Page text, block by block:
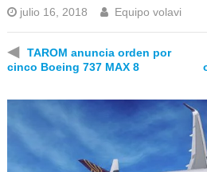
julio 16, 2018 Equipo volavi
◀
TAROM anuncia orden por
cinco Boeing 737 MAX 8